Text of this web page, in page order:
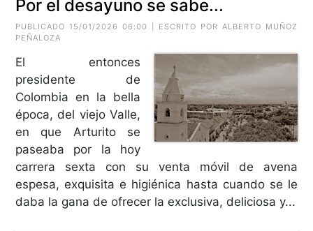
Por el desayuno se sabe...
PUBLICADO 15/01/2026 06:00 | ESCRITO POR ALBERTO MUÑOZ
PEÑALOZA
El entonces
presidente de
Colombia en la bella
época, del viejo Valle,
en que Arturito se
paseaba por la hoy
carrera sexta con su venta móvil de avena
espesa, exquisita e higiénica hasta cuando se le
daba la gana de ofrecer la exclusiva, deliciosa y...